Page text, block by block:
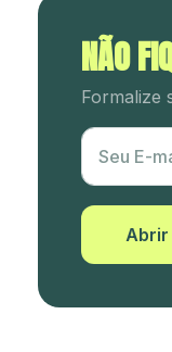
NÃO
Formalize
Utm
Seu E-
Abrir